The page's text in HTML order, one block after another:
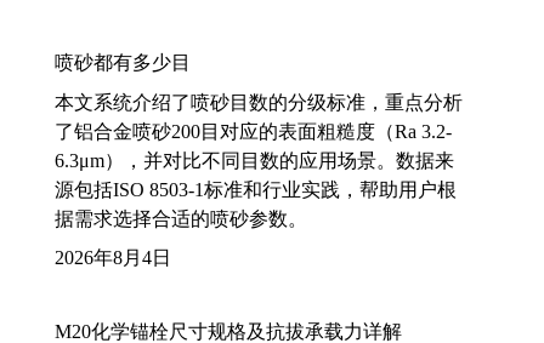
喷砂都有多少目
本文系统介绍了喷砂目数的分级标准，重点分析
了铝合金喷砂200目对应的表面粗糙度（Ra 3.2-
6.3μm），并对比不同目数的应用场景。数据来
源包括ISO 8503-1标准和行业实践，帮助用户根
据需求选择合适的喷砂参数。
2026年8月4日
M20化学锚栓尺寸规格及抗拔承载力详解